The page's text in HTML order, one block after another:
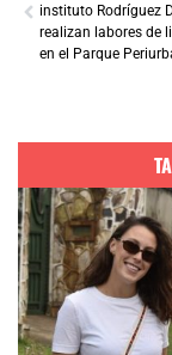
instituto Rodríguez
realizan labores de
en el Parque